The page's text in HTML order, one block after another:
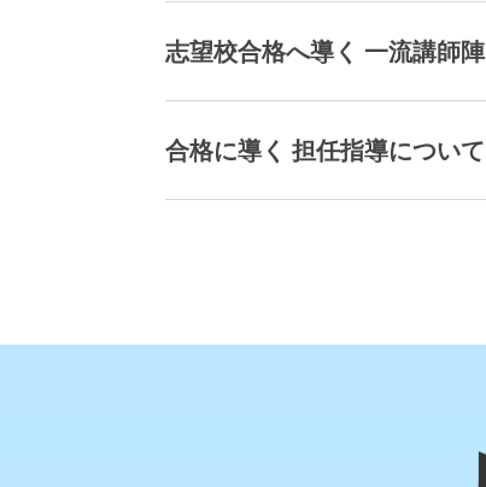
志望校合格へ導く 一流講師陣
合格に導く 担任指導について